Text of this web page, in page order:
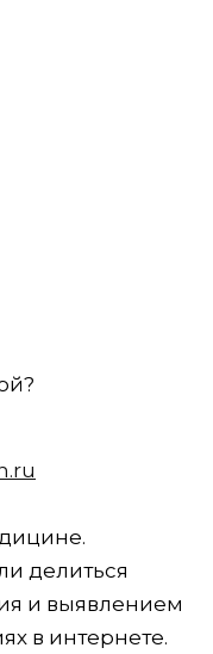
делиться
и выявлением
в интернете.